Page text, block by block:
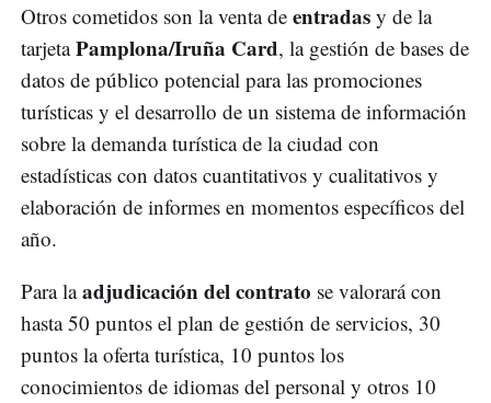
Otros cometidos son la venta de entradas y de la
tarjetaPamplona/Iruña Card, la gestión de bases de
datos de público potencial para las promociones
turísticas y el desarrollo de un sistema de información
sobre la demanda turística de la ciudad con
estadísticas con datos cuantitativos y cualitativos y
elaboración de informes en momentos específicos del
año.
Para laadjudicación del contrato se valorará con
hasta 50 puntos el plan de gestión de servicios, 30
puntos la oferta turística, 10 puntos los
conocimientos de idiomas del personal y otros 10